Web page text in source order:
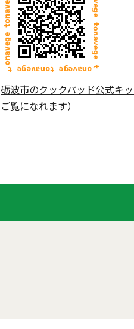
砺波市のクックパッド公式キ
ご覧になれます）